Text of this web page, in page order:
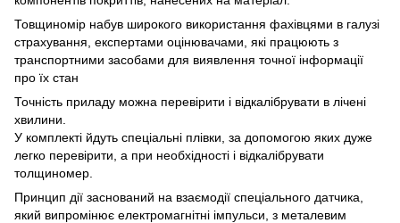
Товщиномір набув широкого використання фахівцями в галузі
страхування, експертами оцінювачами, які працюють з
транспортними засобами для виявлення точної інформації
про їх стан
Точність приладу можна перевірити і відкалібрувати в лічені
хвилини.
У комплекті йдуть спеціальні плівки, за допомогою яких дуже
легко перевірити, а при необхідності і відкалібрувати
толщиномер.
Принцип дії заснований на взаємодії спеціального датчика,
який випромінює електромагнітні імпульси, з металевим